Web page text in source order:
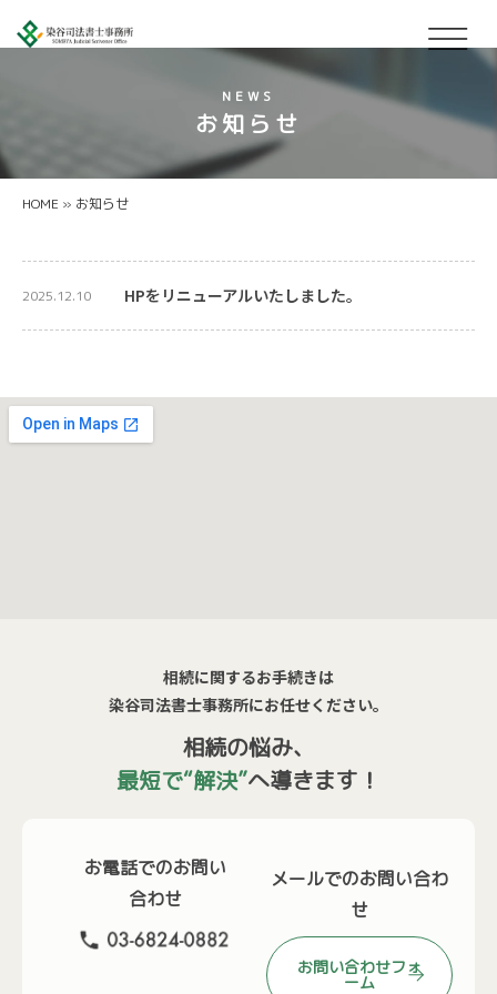
NEWS
お知らせ
HOME » お知らせ
2025.12.10 HPをリニューアルいたしました。
相続に関するお手続きは
染谷司法書士事務所にお任せください。
相続の悩み、
最短で“解決”へ導きます！
お電話でのお問い
合わせ
メールでのお問い合わ
せ
お問い合わせフォ
ーム